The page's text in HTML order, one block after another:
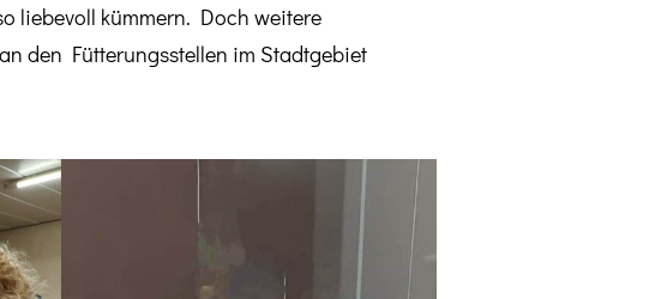
liebevoll kümmern. Doch weitere
den Fütterungsstellen im Stadtgebiet